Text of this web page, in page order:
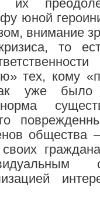
их
юной
внимание
то
тех, кому
уже было
норма
общества